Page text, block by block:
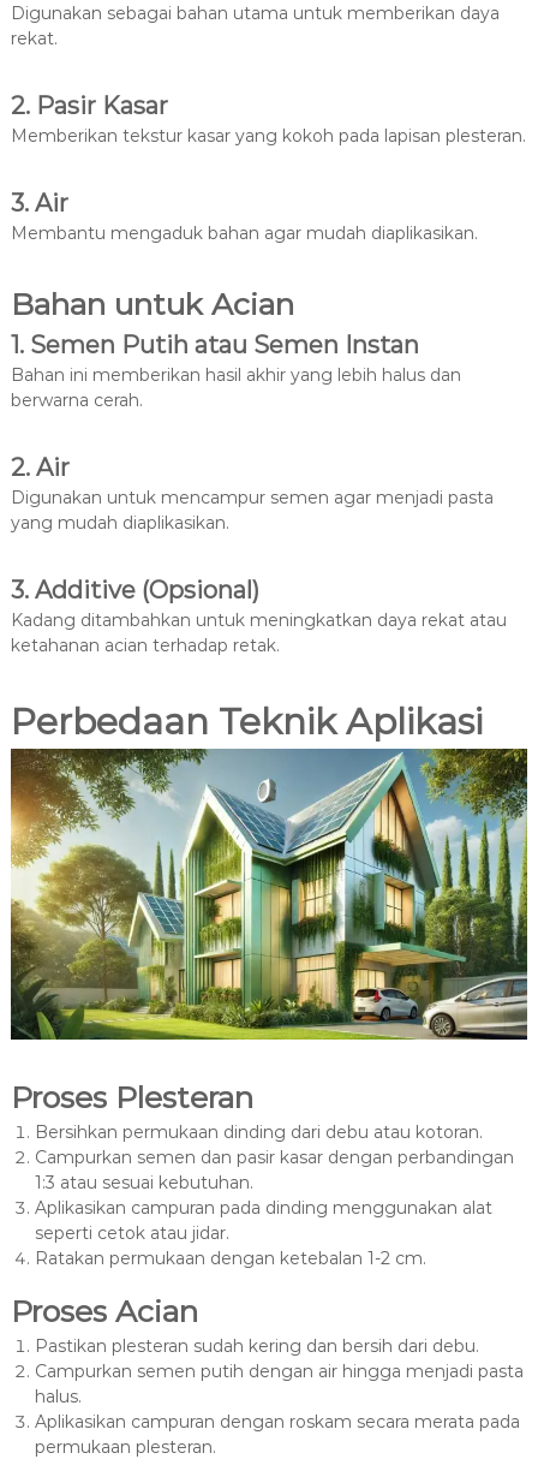
Digunakan sebagai bahan utama untuk memberikan daya
rekat.
2. Pasir Kasar
Memberikan tekstur kasar yang kokoh pada lapisan plesteran.
3. Air
Membantu mengaduk bahan agar mudah diaplikasikan.
Bahan untuk Acian
1. Semen Putih atau Semen Instan
Bahan ini memberikan hasil akhir yang lebih halus dan
berwarna cerah.
2. Air
Digunakan untuk mencampur semen agar menjadi pasta
yang mudah diaplikasikan.
3. Additive (Opsional)
Kadang ditambahkan untuk meningkatkan daya rekat atau
ketahanan acian terhadap retak.
Perbedaan Teknik Aplikasi
Proses Plesteran
Bersihkan permukaan dinding dari debu atau kotoran.
Campurkan semen dan pasir kasar dengan perbandingan
1:3 atau sesuai kebutuhan.
Aplikasikan campuran pada dinding menggunakan alat
seperti cetok atau jidar.
Ratakan permukaan dengan ketebalan 1-2 cm.
Proses Acian
Pastikan plesteran sudah kering dan bersih dari debu.
Campurkan semen putih dengan air hingga menjadi pasta
halus.
Aplikasikan campuran dengan roskam secara merata pada
permukaan plesteran.